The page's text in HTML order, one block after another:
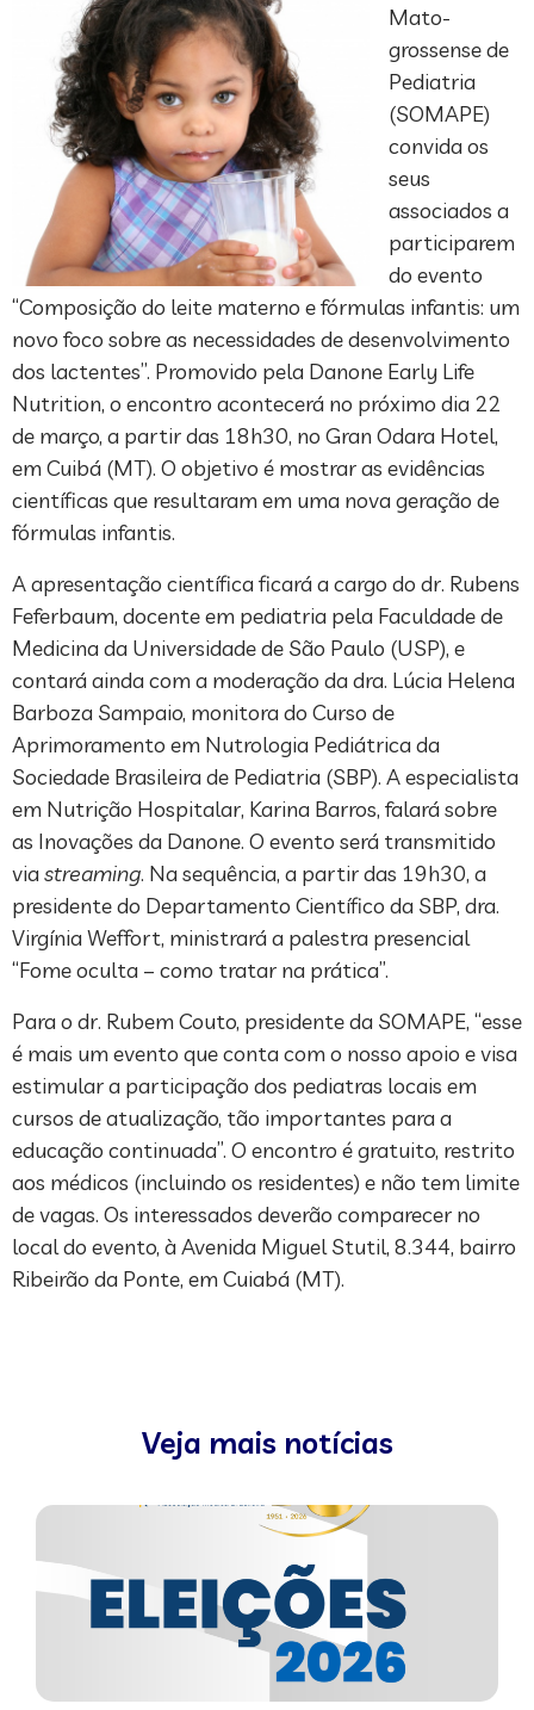
Mato-
grossense de
Pediatria
(SOMAPE)
convida os
seus
associados a
participarem
do evento
“Composição do leite materno e fórmulas infantis: um
novo foco sobre as necessidades de desenvolvimento
dos lactentes”. Promovido pela Danone Early Life
Nutrition, o encontro acontecerá no próximo dia 22
de março, a partir das 18h30, no Gran Odara Hotel,
em Cuibá (MT). O objetivo é mostrar as evidências
científicas que resultaram em uma nova geração de
fórmulas infantis.
A apresentação científica ficará a cargo do dr. Rubens
Feferbaum, docente em pediatria pela Faculdade de
Medicina da Universidade de São Paulo (USP), e
contará ainda com a moderação da dra. Lúcia Helena
Barboza Sampaio, monitora do Curso de
Aprimoramento em Nutrologia Pediátrica da
Sociedade Brasileira de Pediatria (SBP). A especialista
em Nutrição Hospitalar, Karina Barros, falará sobre
as Inovações da Danone. O evento será transmitido
via streaming. Na sequência, a partir das 19h30, a
presidente do Departamento Científico da SBP, dra.
Virgínia Weffort, ministrará a palestra presencial
“Fome oculta – como tratar na prática”.
Para o dr. Rubem Couto, presidente da SOMAPE, “esse
é mais um evento que conta com o nosso apoio e visa
estimular a participação dos pediatras locais em
cursos de atualização, tão importantes para a
educação continuada”. O encontro é gratuito, restrito
aos médicos (incluindo os residentes) e não tem limite
de vagas. Os interessados deverão comparecer no
local do evento, à Avenida Miguel Stutil, 8.344, bairro
Ribeirão da Ponte, em Cuiabá (MT).
Veja mais notícias